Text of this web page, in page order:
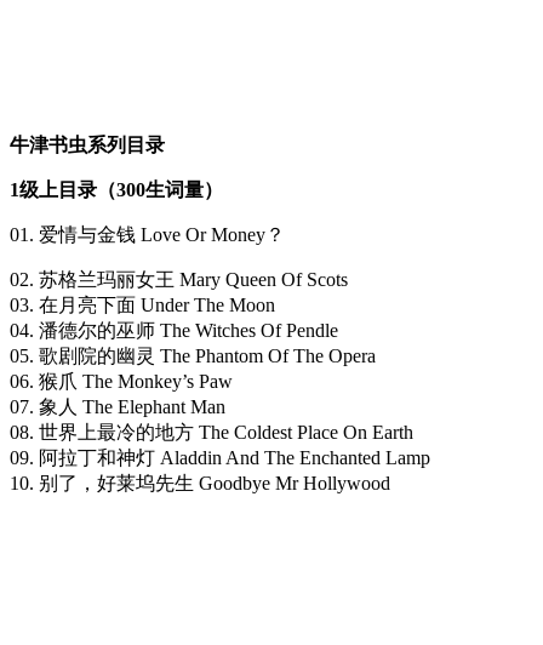
牛津书虫系列目录
1级上目录（300生词量）
01. 爱情与金钱 Love Or Money？
02. 苏格兰玛丽女王 Mary Queen Of Scots
03. 在月亮下面 Under The Moon
04. 潘德尔的巫师 The Witches Of Pendle
05. 歌剧院的幽灵 The Phantom Of The Opera
06. 猴爪 The Monkey’s Paw
07. 象人 The Elephant Man
08. 世界上最冷的地方 The Coldest Place On Earth
09. 阿拉丁和神灯 Aladdin And The Enchanted Lamp
10. 别了，好莱坞先生 Goodbye Mr Hollywood